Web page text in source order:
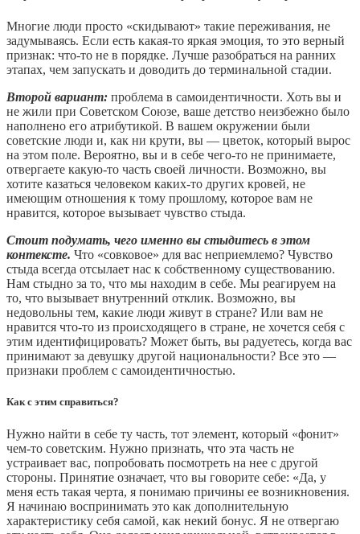
Многие люди просто «скидывают» такие переживания, не
задумываясь. Если есть какая-то яркая эмоция, то это верный
признак: что-то не в порядке. Лучше разобраться на ранних
этапах, чем запускать и доводить до терминальной стадии.
Второй вариант: проблема в самоидентичности. Хоть вы и
не жили при Советском Союзе, ваше детство неизбежно было
наполнено его атрибутикой. В вашем окружении были
советские люди и, как ни крути, вы — цветок, который вырос
на этом поле. Вероятно, вы и в себе чего-то не принимаете,
отвергаете какую-то часть своей личности. Возможно, вы
хотите казаться человеком каких-то других кровей, не
имеющим отношения к тому прошлому, которое вам не
нравится, которое вызывает чувство стыда.
Стоит подумать, чего именно вы стыдитесь в этом
контексте. Что «совковое» для вас неприемлемо? Чувство
стыда всегда отсылает нас к собственному существованию.
Нам стыдно за то, что мы находим в себе. Мы реагируем на
то, что вызывает внутренний отклик. Возможно, вы
недовольны тем, какие люди живут в стране? Или вам не
нравится что-то из происходящего в стране, не хочется себя с
этим идентифицировать? Может быть, вы радуетесь, когда вас
принимают за девушку другой национальности? Все это —
признаки проблем с самоидентичностью.
Как с этим справиться?
Нужно найти в себе ту часть, тот элемент, который «фонит»
чем-то советским. Нужно признать, что эта часть не
устраивает вас, попробовать посмотреть на нее с другой
стороны. Принятие означает, что вы говорите себе: «Да, у
меня есть такая черта, я понимаю причины ее возникновения.
Я начинаю воспринимать это как дополнительную
характеристику себя самой, как некий бонус. Я не отвергаю